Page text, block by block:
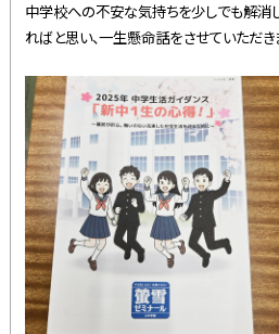
中学校への不安な気持ちを少しでも解消
ればと思い、一生懸命話をさせていただき